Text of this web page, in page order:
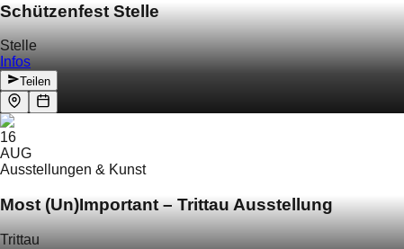
Schützenfest Stelle
Stelle
Infos
Teilen
16
AUG
Ausstellungen & Kunst
Most (Un)Important – Trittau Ausstellung
Trittau